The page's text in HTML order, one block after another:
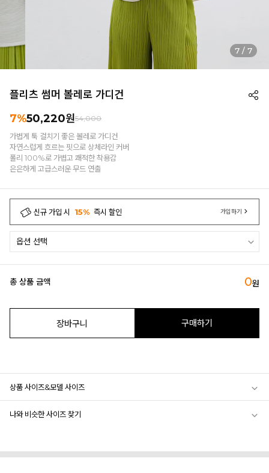
7 / 7
플리츠 썸머 볼레로 가디건
7%50,220원54,000
가볍게 툭 걸치기 좋은 볼레로 가디건
자연스럽게 흐르는 핏으로 상체라인 커버
폴리 100%로 가볍고 쾌적한 착용감
은은하게 고급스러운 무드 연출
신규 가입 시 15% 즉시 할인 가입하기
총 상품 금액 0원
장바구니 구매하기
상품 사이즈&모델 사이즈
나와 비슷한 사이즈 찾기